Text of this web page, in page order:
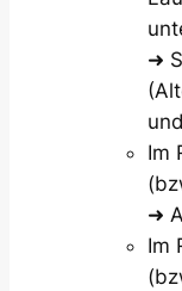
➜
und
Im
➜
Im